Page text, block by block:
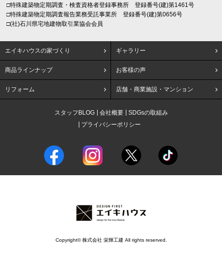
□特殊建築物定期調査・検査資格者登録事務所 登録番号(建)第1461号
□特殊建築物定期調査報告業務受託事業所 登録番号(建)第0656号
□(社)石川県宅地建物取引業協会会員
エイキハウスの家づくり ギャラリー
商品ラインナップ お客様の声
リフォーム 店舗・商業施設・マンション
スタッフBLOG 会社概要
SDGsの取組み
プライバシーポリシー
Copyright© 株式会社 栄輝工建 All rights reserved.